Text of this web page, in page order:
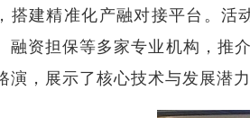
搭建精准化产融对接平台。活
融资担保等多家专业机构，推
演，展示了核心技术与发展潜